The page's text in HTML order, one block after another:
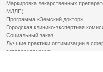
Маркировка лекарственных
МДЛП)
Программа «Земский доктор»
Городская клинико-экспертная
Социальный заказ
Лучшие практики оптимизации в
здравоохранения